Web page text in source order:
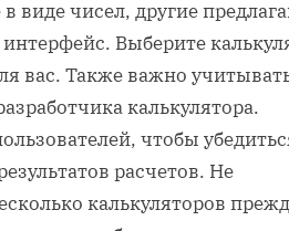
виде чисел, другие
Выберите
вас. Также важно
калькулятора.
чтобы
расчетов. Не
калькуляторов